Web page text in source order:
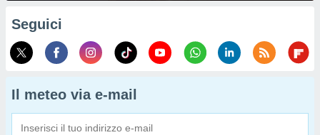
Seguici
Il meteo via e-mail